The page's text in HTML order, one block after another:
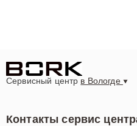
Сервисный центр в Вологде
Контакты сервис